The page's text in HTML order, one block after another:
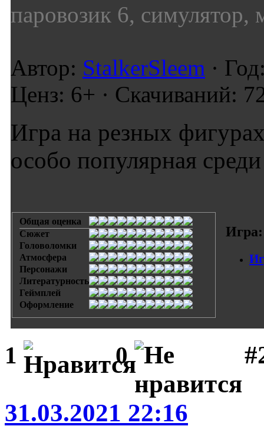
паровозик 6, симулятор,
Автор: StalkerSleem ·
Ценз: 6+ · Скачиваний:
Игра на резных
особо популярная
Общая оценка
Сюжет
Головоломки
Атмосфера
Персонажи
Литературность
Геймплей
Оформление
Игра:
1 0
31.03.2021 22:16